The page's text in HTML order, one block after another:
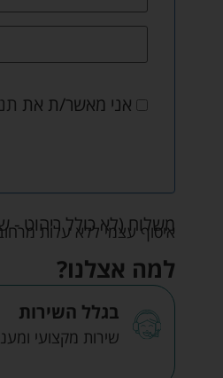
אני מאשר/ת את
משלוח (לא כולל ריהוט -
איסוף עצמי ללא עלות מרחוב הדקלים 22 אזה"ת
למה אצלנו?
בגלל השירות
שירות מקצועי